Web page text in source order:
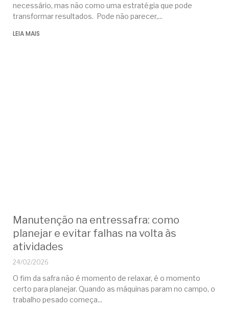
necessário, mas não como uma estratégia que pode
transformar resultados. Pode não parecer,
LEIA MAIS
Manutenção na entressafra: como
planejar e evitar falhas na volta às
atividades
24/02/2026
O fim da safra não é momento de relaxar, é o momento
certo para planejar. Quando as máquinas param no campo, o
trabalho pesado começa